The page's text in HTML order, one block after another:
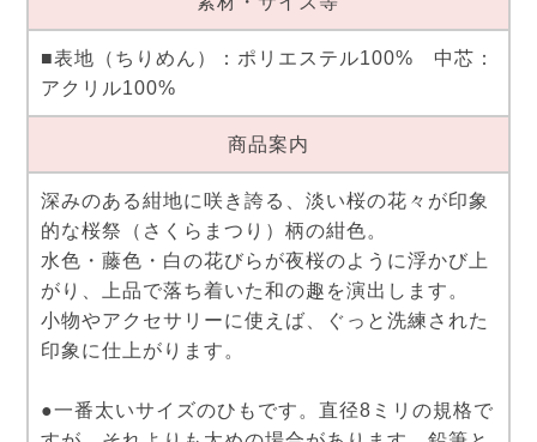
■表地（ちりめん）：ポリエステル100% 中芯：
アクリル100%
商品案内
深みのある紺地に咲き誇る、淡い桜の花々が印象
的な桜祭（さくらまつり）柄の紺色。
水色・藤色・白の花びらが夜桜のように浮かび上
がり、上品で落ち着いた和の趣を演出します。
小物やアクセサリーに使えば、ぐっと洗練された
印象に仕上がります。
●一番太いサイズのひもです。直径8ミリの規格で